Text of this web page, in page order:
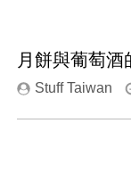
月餅與葡萄酒
Stuff Taiwan